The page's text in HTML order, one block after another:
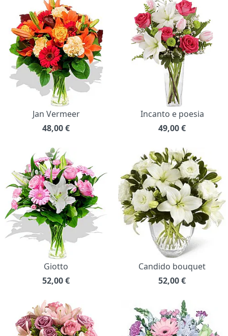
Jan Vermeer
48,00€
Incanto e poesia
49,00€
Giotto
52,00€
Candido bouquet
52,00€